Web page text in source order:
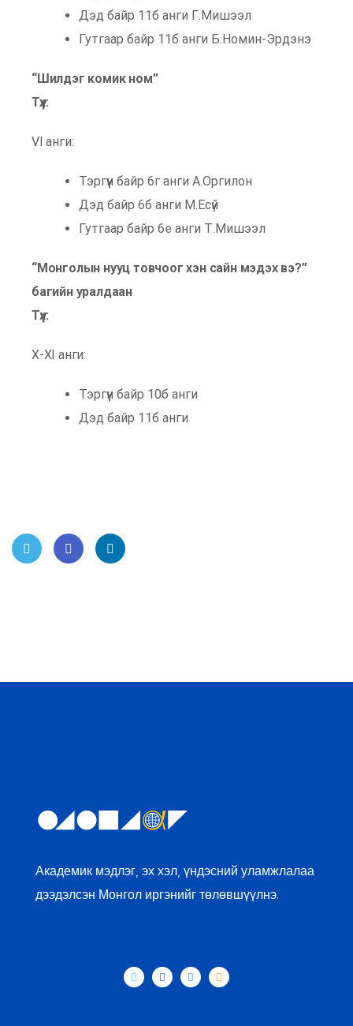
Дэд байр 11б анги Г.Мишээл
Гутгаар байр 11б анги Б.Номин-Эрдэнэ
“Шилдэг комик ном”
Түүх:
VI анги:
Тэргүүн байр 6г анги А.Оргилон
Дэд байр 6б анги М.Есүй
Гутгаар байр 6е анги Т.Мишээл
“Монголын нууц товчоог хэн сайн мэдэх вэ?”
багийн уралдаан
Түүх:
X-XI анги:
Тэргүүн байр 10б анги
Дэд байр 11б анги
Академик мэдлэг, эх хэл, үндэсний уламжлалаа
дээдэлсэн Монгол иргэнийг төлөвшүүлнэ.